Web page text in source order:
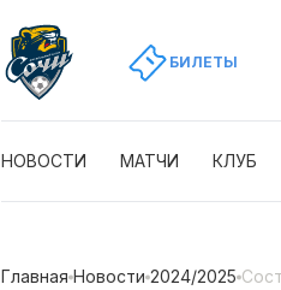
БИЛЕТЫ
НОВОСТИ МАТЧИ КЛУБ
Главная Новости 2024/2025